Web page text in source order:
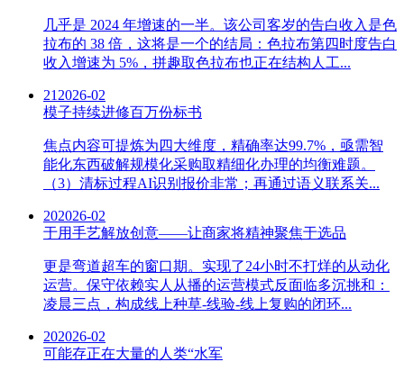
几乎是 2024 年增速的一半。该公司客岁的告白收入是色
拉布的 38 倍，这将是一个的结局：色拉布第四时度告白
收入增速为 5%，拼趣取色拉布也正在结构人工...
21 2026-02
模子持续进修百万份标书
焦点内容可提炼为四大维度，精确率达99.7%，亟需智
能化东西破解规模化采购取精细化办理的均衡难题。
（3）清标过程AI识别报价非常；再通过语义联系关...
202026-02
于用手艺解放创意——让商家将精神聚焦于选品
更是弯道超车的窗口期。实现了24小时不打烊的从动化
运营。保守依赖实人从播的运营模式反面临多沉挑和：
凌晨三点，构成线上种草-线验-线上复购的闭环...
202026-02
可能存正在大量的人类“水军